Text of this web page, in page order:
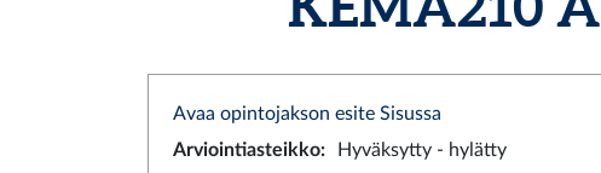
Avaa opintojakson esite Sisussa
Arviointiasteikko: Hyväksytty - hylätty